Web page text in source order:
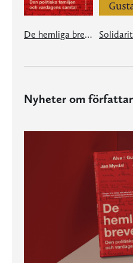
De hemliga breven
Nyheter om